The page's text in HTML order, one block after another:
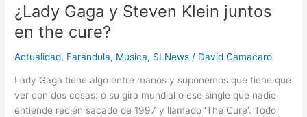
¿Lady Gaga y Steven Klein juntos
en the cure?
Actualidad, Farándula, Música, SLNews / David Camacaro
Lady Gaga tiene algo entre manos y suponemos que tiene que
ver con dos cosas: o su gira mundial o ese single que nadie
entiende recién sacado de 1997 y llamado ‘The Cure’. Todo